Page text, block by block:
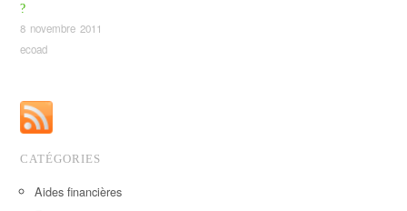
?
8 novembre 2011
ecoad
CATÉGORIES
Aides financières